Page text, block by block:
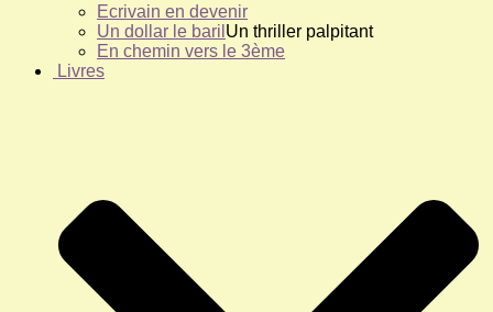
Ecrivain en devenir
Un dollar le baril Un thriller palpitant
En chemin vers le 3ème
Livres